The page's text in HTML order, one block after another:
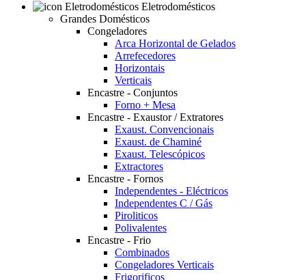
Eletrodomésticos
Grandes Domésticos
Congeladores
Arca Horizontal de Gelados
Arrefecedores
Horizontais
Verticais
Encastre - Conjuntos
Forno + Mesa
Encastre - Exaustor / Extratores
Exaust. Convencionais
Exaust. de Chaminé
Exaust. Telescópicos
Extractores
Encastre - Fornos
Independentes - Eléctricos
Independentes C / Gás
Piroliticos
Polivalentes
Encastre - Frio
Combinados
Congeladores Verticais
Frigorificos